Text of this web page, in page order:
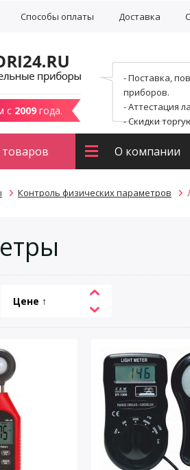
Способы оплаты Доставка
с 2009 года.
- Поставка,
приборов.
- Аттестация
- Скидки
товаров О компании
Контроль физических параметров
Цене ↑